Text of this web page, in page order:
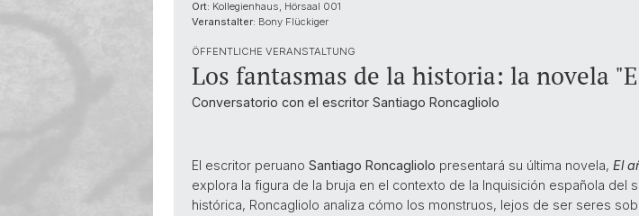
Ort: Kollegienhaus, Hörsaal 001
Veranstalter: Bony Flückiger
ÖFFENTLICHE VERANSTALTUNG
Los fantasmas de la historia: la novela
Conversatorio con el escritor Santiago Roncagliolo
El escritor peruano Santiago Roncagliolo presentará su última novela, El
explora la figura de la bruja en el contexto de la Inquisición española del
histórica, Roncagliolo analiza cómo los monstruos, lejos de ser seres